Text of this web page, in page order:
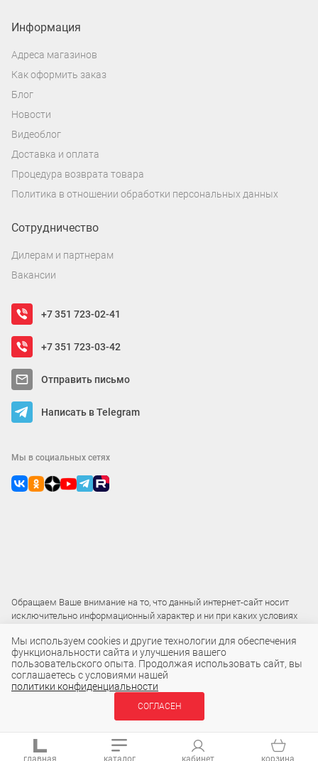
Информация
Адреса магазинов
Как оформить заказ
Блог
Новости
Видеоблог
Доставка и оплата
Процедура возврата товара
Политика в отношении обработки персональных данных
Сотрудничество
Дилерам и партнерам
Вакансии
+7 351 723-02-41
+7 351 723-03-42
Отправить письмо
Написать в Telegram
Мы в социальных сетях
Обращаем Ваше внимание на то, что данный интернет-сайт носит
исключительно информационный характер и ни при каких условиях
2015 – 2026 © ООО «Локос»
В КОРЗИНУ
главная каталог кабинет корзина
Мы используем cookies и другие технологии для обеспечения
функциональности сайта и улучшения вашего
пользовательского опыта. Продолжая использовать сайт, вы
соглашаетесь с условиями нашей
политики конфиденциальности
СОГЛАСЕН